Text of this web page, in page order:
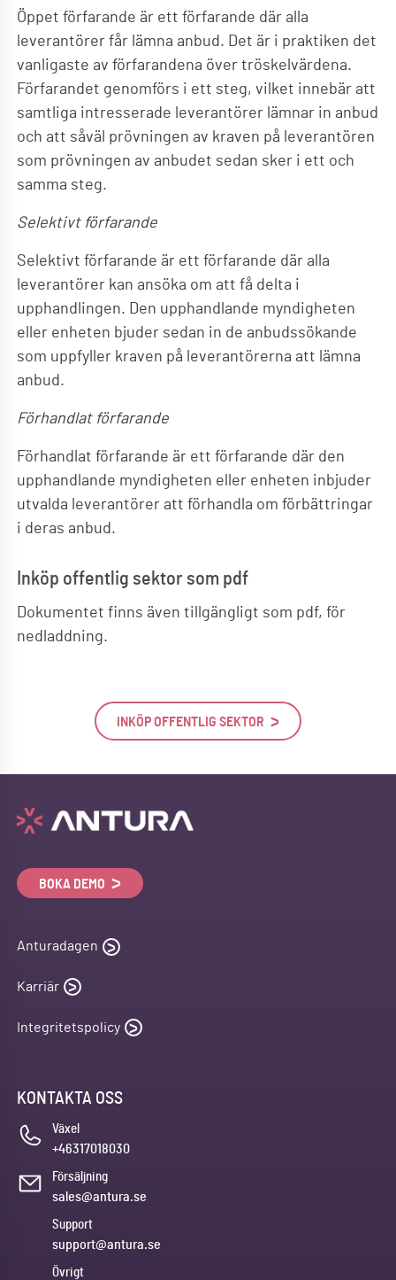
Öppet förfarande är ett förfarande där alla
leverantörer får lämna anbud. Det är i praktiken det
vanligaste av förfarandena över tröskelvärdena.
Förfarandet genomförs i ett steg, vilket innebär att
samtliga intresserade leverantörer lämnar in anbud
och att såväl prövningen av kraven på leverantören
som prövningen av anbudet sedan sker i ett och
samma steg.
Selektivt förfarande
Selektivt förfarande är ett förfarande där alla
leverantörer kan ansöka om att få delta i
upphandlingen. Den upphandlande myndigheten
eller enheten bjuder sedan in de anbudssökande
som uppfyller kraven på leverantörerna att lämna
anbud.
Förhandlat förfarande
Förhandlat förfarande är ett förfarande där den
upphandlande myndigheten eller enheten inbjuder
utvalda leverantörer att förhandla om förbättringar
i deras anbud.
Inköp offentlig sektor som pdf
Dokumentet finns även tillgängligt som pdf, för
nedladdning.
INKÖP OFFENTLIG SEKTOR
BOKA DEMO
Anturadagen
Karriär
Integritetspolicy
KONTAKTA OSS
Växel
+46317018030
Försäljning
sales@antura.se
Support
support@antura.se
Övrigt